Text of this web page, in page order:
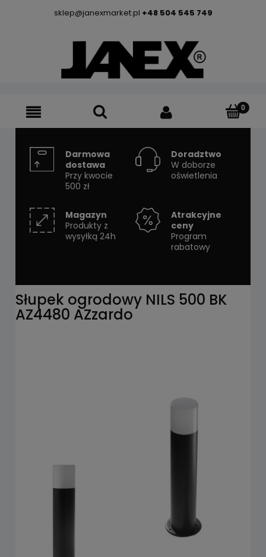
sklep@janexmarket.pl +48 504 545 749
Darmowa
dostawa
Przy kwocie
500 zł
Doradztwo
W doborze
oświetlenia
Magazyn
Produkty z
wysyłką 24h
Atrakcyjne
ceny
Program
rabatowy
Słupek ogrodowy NILS 500 BK
AZ4480 AZzardo